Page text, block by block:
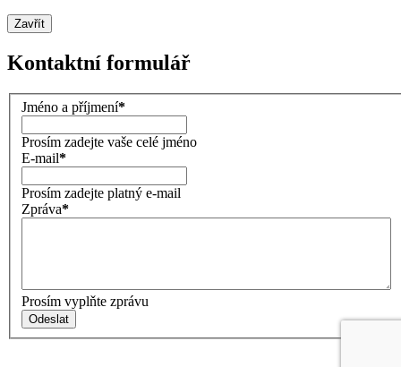
Zavřít
Kontaktní formulář
Jméno a příjmení*
Prosím zadejte vaše celé jméno
E-mail*
Prosím zadejte platný e-mail
Zpráva*
Prosím vyplňte zprávu
Odeslat